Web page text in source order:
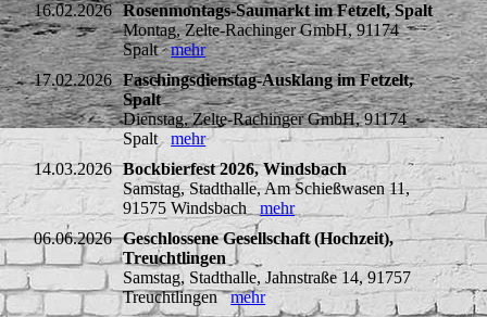
16.02.2026 Rosenmontags-Saumarkt im Fetzelt, Spalt
Montag, Zelte-Rachinger GmbH, 91174
Spaltmehr
17.02.2026
Faschingsdienstag-Ausklang im Fetzelt,
Spalt
Dienstag, Zelte-Rachinger GmbH, 91174
Spaltmehr
14.03.2026 Bockbierfest 2026, Windsbach
Samstag, Stadthalle, Am Schießwasen 11,
91575 Windsbachmehr
06.06.2026 Geschlossene Gesellschaft (Hochzeit),
Treuchtlingen
Samstag, Stadthalle, Jahnstraße 14, 91757
Treuchtlingenmehr